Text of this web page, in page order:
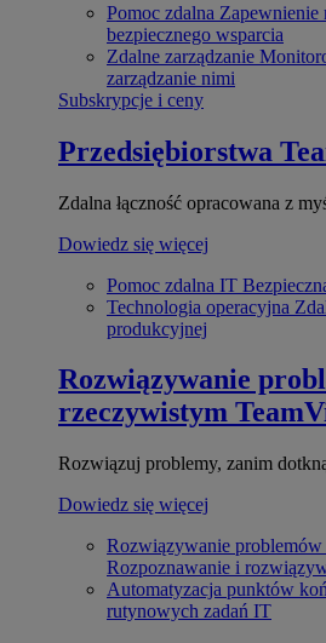
Pomoc zdalna Zapewnienie
bezpiecznego wsparcia
Zdalne zarządzanie
zarządzanie nimi
Subskrypcje i ceny
Przedsiębiorstwa
Zdalna łączność opracowana z
Dowiedz się więcej
Pomoc zdalna IT
Technologia operacyjna
produkcyjnej
Rozwiązywanie
rzeczywistym
Rozwiązuj problemy, zanim
Dowiedz się więcej
Rozwiązywanie
Rozpoznawanie i
Automatyzacja punktów
rutynowych zadań IT